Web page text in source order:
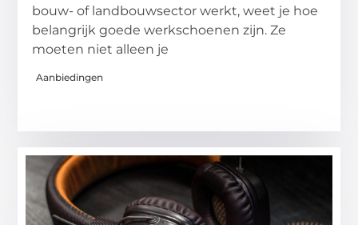
bouw- of landbouwsector werkt, weet je hoe
belangrijk goede werkschoenen zijn. Ze
moeten niet alleen je
Aanbiedingen